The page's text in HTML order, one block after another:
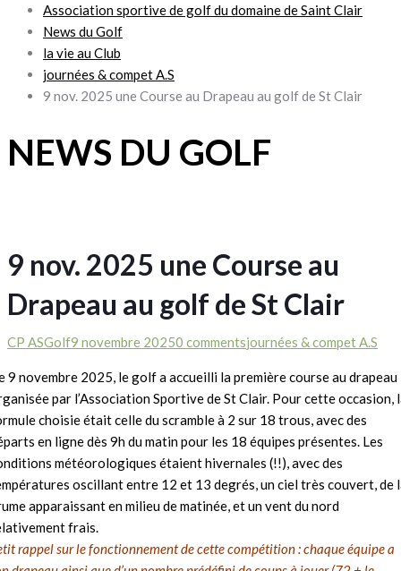
Association sportive de golf du domaine de Saint Clair
News du Golf
la vie au Club
journées & compet A.S
9 nov. 2025 une Course au Drapeau au golf de St Clair
NEWS DU GOLF
9 nov. 2025 une Course au
Drapeau au golf de St Clair
CP ASGolf9 novembre 20250 commentsjournées & compet A.S
9 novembre 2025, le golf a accueilli la première course au drapeau
par l’Association Sportive de St Clair. Pour cette occasion,
choisie était celle du scramble à 2 sur 18 trous, avec des
en ligne dès 9h du matin pour les 18 équipes présentes. Les
météorologiques étaient hivernales (!!), avec des
oscillant entre 12 et 13 degrés, un ciel très couvert, de
apparaissant en milieu de matinée, et un vent du nord
frais.
rappel sur le fonctionnement de cette compétition : chaque équipe a